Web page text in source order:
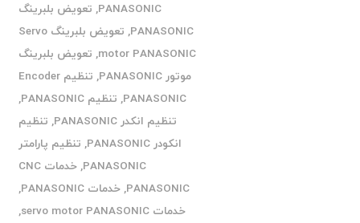
PANASONIC
, تعویض بلبرینگ
PANASONIC
,
تعویض بلبرینگ Servo
motor PANASONIC
, تعویض بلبرینگ
موتور PANASONIC
,
تنظیم Encoder
PANASONIC
, تنظیم PANASONIC
,
تنظیم انکدر PANASONIC
, تنظیم
انکودر PANASONIC
, تنظیم پارامتر
PANASONIC
,
خدمات CNC
PANASONIC
,خدمات PANASONIC
,
خدمات servo motor PANASONIC
,